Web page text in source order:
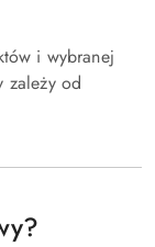
i wybranej
zależy od